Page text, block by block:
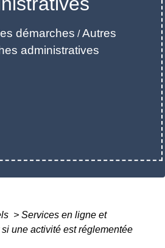
démarches /Autres
administratives
> Services en ligne et
une activité est réglementée